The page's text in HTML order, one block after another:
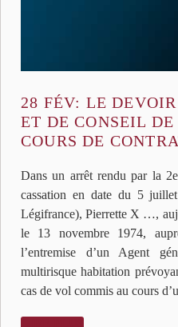
28 FÉV: LE
ET DE CONSEIL DE
COURS DE
Dans un arrêt rendu par la
cassation en date du 5
Légifrance), Pierrette X …,
le 13 novembre 1974,
l’entremise d’un Agent
multirisque habitation
cas de vol commis au cours